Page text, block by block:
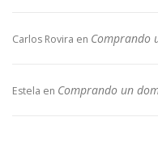
Carlos Rovira en Comprando
Estela en Comprando un